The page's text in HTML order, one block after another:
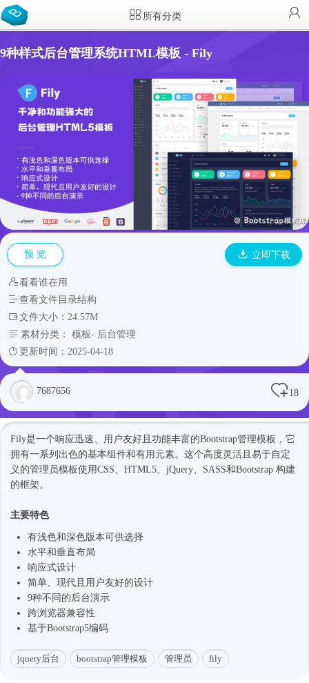
所有分类
9种样式后台管理系统HTML模板 - Fily
预 览 立即下载
看看谁在用
查看文件目录结构
文件大小：24.57M
素材分类： 模板- 后台管理
更新时间：2025-04-18
7687656 18
Fily是一个响应迅速、用户友好且功能丰富的Bootstrap管理模板，它
拥有一系列出色的基本组件和有用元素。这个高度灵活且易于自定
义的管理员模板使用CSS、HTML5、jQuery、SASS和Bootstrap 构建
的框架。
主要特色
有浅色和深色版本可供选择
水平和垂直布局
响应式设计
简单、现代且用户友好的设计
9种不同的后台演示
跨浏览器兼容性
基于Bootstrap5编码
jquery后台 bootstrap管理模板 管理员 fily